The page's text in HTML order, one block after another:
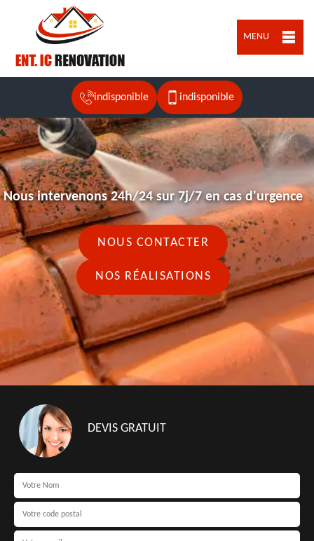
MENU
indisponible indisponible
Nous intervenons 24h/24 sur 7j/7 en cas d'urgence
NOUS CONTACTER
NOS RÉALISATIONS
DEVIS GRATUIT